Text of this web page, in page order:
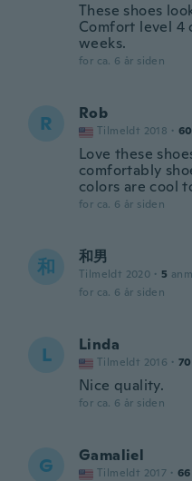
These shoes
Comfort level 4
weeks.
for ca. 6 år siden
R Rob
Tilmeldt 2018 · 60
Love these
comfortably
colors are cool
for ca. 6 år siden
和 和男
Tilmeldt 2020 · 5
for ca. 6 år siden
L Linda
Tilmeldt 2016 · 70
Nice quality.
for ca. 6 år siden
G Gamaliel
Tilmeldt 2017 · 66